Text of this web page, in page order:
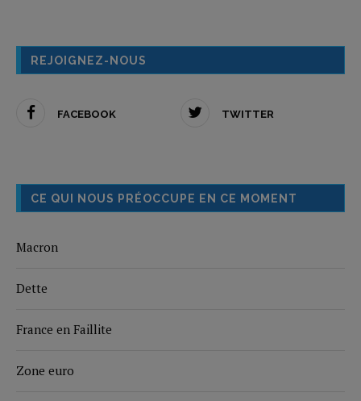
REJOIGNEZ-NOUS
FACEBOOK TWITTER
CE QUI NOUS PRÉOCCUPE EN CE MOMENT
Macron
Dette
France en Faillite
Zone euro